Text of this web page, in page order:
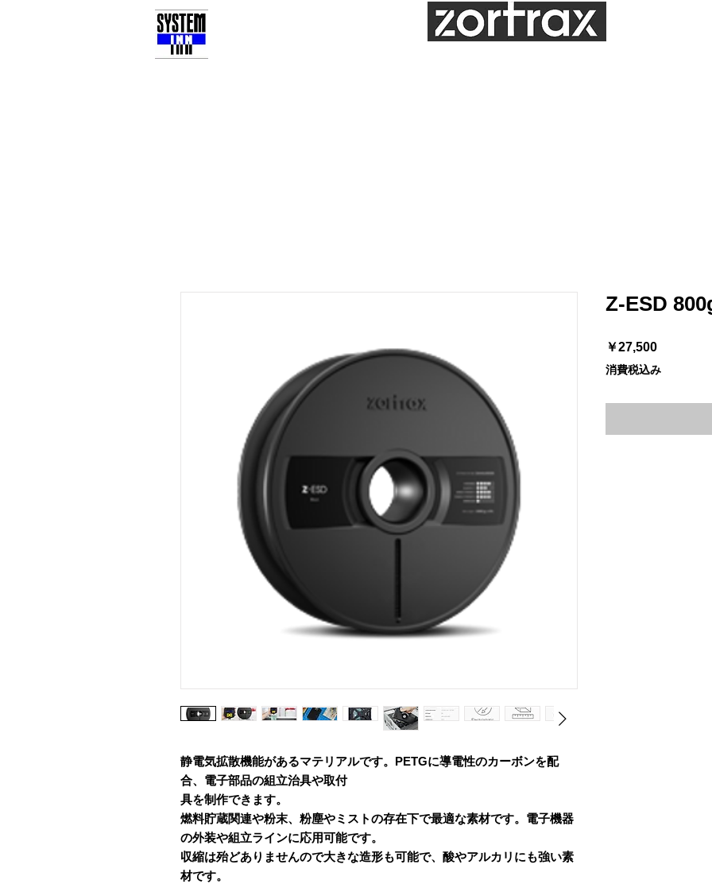
静電気拡散機能があるマテリアルです。PETGに導電性のカーボンを配
合、電子部品の組立治具や取付
具を制作できます。
燃料貯蔵関連や粉末、粉塵やミストの存在下で最適な素材です。電子機器
の外装や組立ラインに応用可能です。
収縮は殆どありませんので大きな造形も可能で、酸やアルカリにも強い素
材です。
Z-ESD
￥27,500価
格
消費税込み